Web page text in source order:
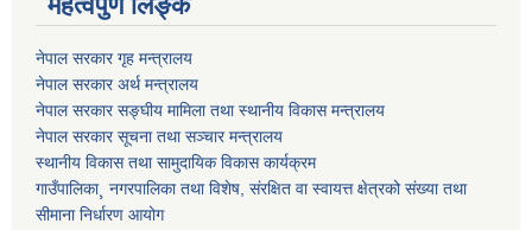
नेपाल सरकार गृह मन्त्रालय
नेपाल सरकार अर्थ मन्त्रालय
नेपाल सरकार सङ्घीय मामिला तथा स्थानीय विकास मन्त्रालय
नेपाल सरकार सूचना तथा सञ्चार मन्त्रालय
स्थानीय विकास तथा सामुदायिक विकास कार्यक्रम
गाउँपालिका¸ नगरपालिका तथा विशेष, संरक्षित वा स्वायत्त क्षेत्रको संख्या तथा
सीमाना निर्धारण आयोग